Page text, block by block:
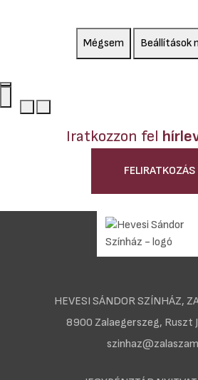
Mégsem Beállítások
Iratkozzon fel
FELIRATKOZÁS
HEVESI SÁNDOR SZÍNHÁZ,
8900 Zalaegerszeg, Ruszt